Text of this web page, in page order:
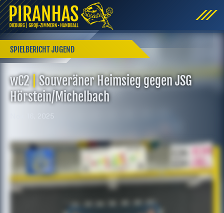
SPIELBERICHT JUGEND
wC2| Souveräner Heimsieg gegen JSG
Hörstein/Michelbach
Nov. 16, 2025